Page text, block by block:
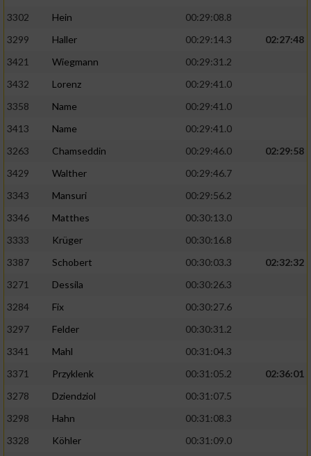
3302
Hein
00:29:08.8
3299
Haller 00:29:14.3
02:27:48
3421
Wiegmann
00:29:31.2
3432
Lorenz
00:29:41.0
3358
Name
00:29:41.0
3413
Name
00:29:41.0
3263
Chamseddin 00:29:46.0
02:29:58
3429
Walther
00:29:46.7
3343
Mansuri
00:29:56.2
3346
Matthes
00:30:13.0
3333
Krüger
00:30:16.8
3387
Schobert 00:30:03.3
02:32:32
3271
Dessila
00:30:26.3
3284
Fix
00:30:27.6
3297
Felder
00:30:31.2
3341
Mahl
00:31:04.3
3371
Przyklenk 00:31:05.2
02:36:01
3278
Dziendziol
00:31:07.5
3298
Hahn
00:31:08.3
3328
Köhler
00:31:09.0